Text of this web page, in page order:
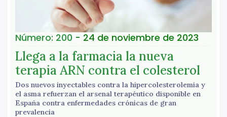
Número: 200 - 24 de noviembre de 2023
Llega a la farmacia la nueva
terapia ARN contra el colesterol
Dos nuevos inyectables contra la hipercolesterolemia y
el asma refuerzan el arsenal terapéutico disponible en
España contra enfermedades crónicas de gran
prevalencia